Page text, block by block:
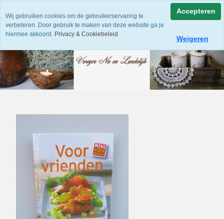
Wij gebruiken cookies om de gebruikerservaring te
verbeteren. Door gebruik te maken van deze website ga je
hiermee akkoord. Privacy & Cookiebeleid
Accepteren
Weigeren